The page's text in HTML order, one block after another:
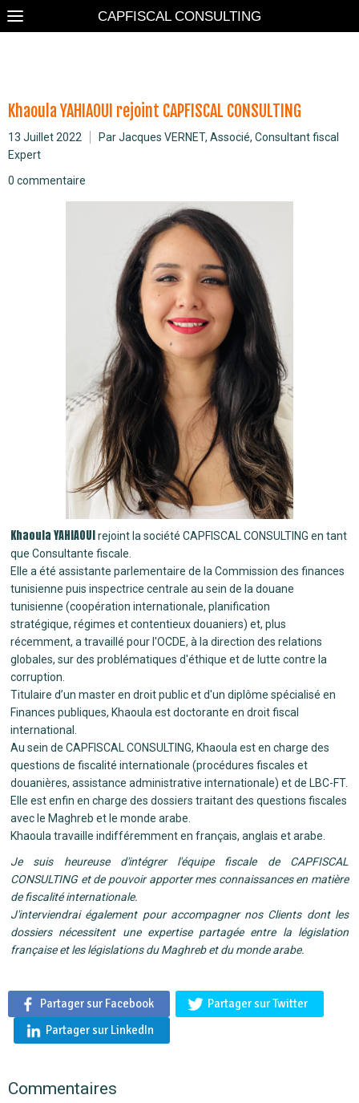
CAPFISCAL CONSULTING
Khaoula YAHIAOUI rejoint CAPFISCAL CONSULTING
13 Juillet 2022
Par Jacques VERNET, Associé, Consultant fiscal
Expert
0 commentaire
Khaoula YAHIAOUIrejoint la société CAPFISCAL CONSULTING en tant
que Consultante fiscale.
Elle a été assistante parlementaire de la Commission des finances
tunisienne puis inspectrice centrale au sein de la douane
tunisienne (coopération internationale, planification
stratégique, régimes et contentieux douaniers) et, plus
récemment, a travaillé pour l'OCDE, à la direction des relations
globales, sur des problématiques d'éthique et de lutte contre la
corruption.
Titulaire d’un master en droit public et d'un diplôme spécialisé en
Finances publiques, Khaoula est doctorante en droit fiscal
international.
Au sein de CAPFISCAL CONSULTING, Khaoula est en charge des
questions de fiscalité internationale (procédures fiscales et
douanières, assistance administrative internationale) et de LBC-FT.
Elle est enfin en charge des dossiers traitant des questions fiscales
avec le Maghreb et le monde arabe.
Khaoula travaille indifféremment en français, anglais et arabe.
Je suis heureuse d'intégrer l'équipe fiscale de CAPFISCAL
CONSULTING et de pouvoir apporter mes connaissances en matière
de fiscalité internationale.
J'interviendrai également pour accompagner nos Clients dont les
dossiers nécessitent une expertise partagée entre la législation
française et les législations du Maghreb et du monde arabe.
Partager sur Facebook
Partager sur Twitter
Partager sur LinkedIn
Commentaires